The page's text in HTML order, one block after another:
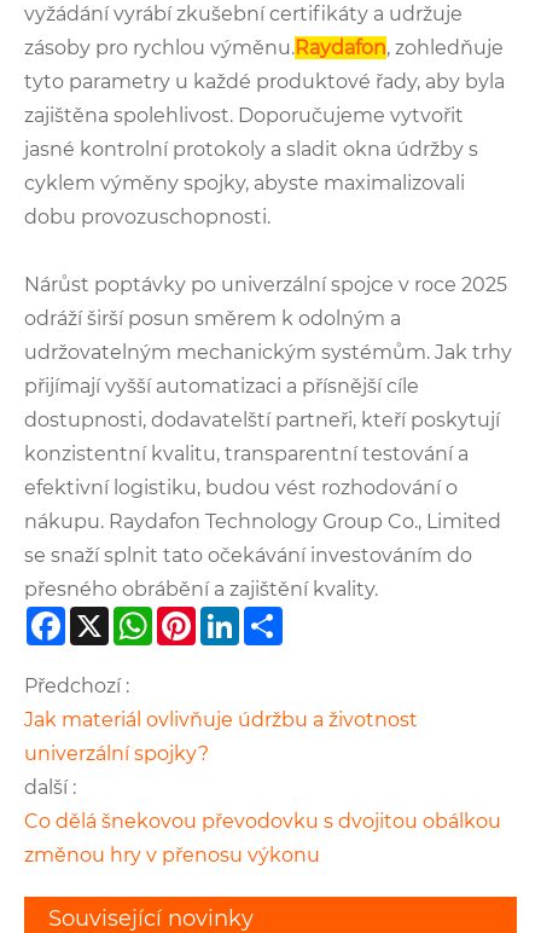
vyžádání vyrábí zkušební certifikáty a udržuje
zásoby pro rychlou výměnu.Raydafon, zohledňuje
tyto parametry u každé produktové řady, aby byla
zajištěna spolehlivost. Doporučujeme vytvořit
jasné kontrolní protokoly a sladit okna údržby s
cyklem výměny spojky, abyste maximalizovali
dobu provozuschopnosti.
Nárůst poptávky po univerzální spojce v roce 2025
odráží širší posun směrem k odolným a
udržovatelným mechanickým systémům. Jak trhy
přijímají vyšší automatizaci a přísnější cíle
dostupnosti, dodavatelští partneři, kteří poskytují
konzistentní kvalitu, transparentní testování a
efektivní logistiku, budou vést rozhodování o
nákupu. Raydafon Technology Group Co., Limited
se snaží splnit tato očekávání investováním do
přesného obrábění a zajištění kvality.
Facebook
X WhatsApp
PinterestLinkedIn
Předchozí :
Jak materiál ovlivňuje údržbu a životnost
univerzální spojky?
další :
Co dělá šnekovou převodovku s dvojitou obálkou
změnou hry v přenosu výkonu
Související novinky